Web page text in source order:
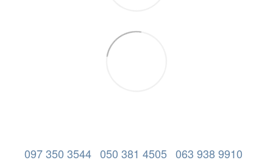
097 350 3544 050 381 4505 063 938 9910